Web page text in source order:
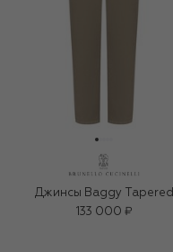
Джинсы Baggy Tapered
133 000 ₽